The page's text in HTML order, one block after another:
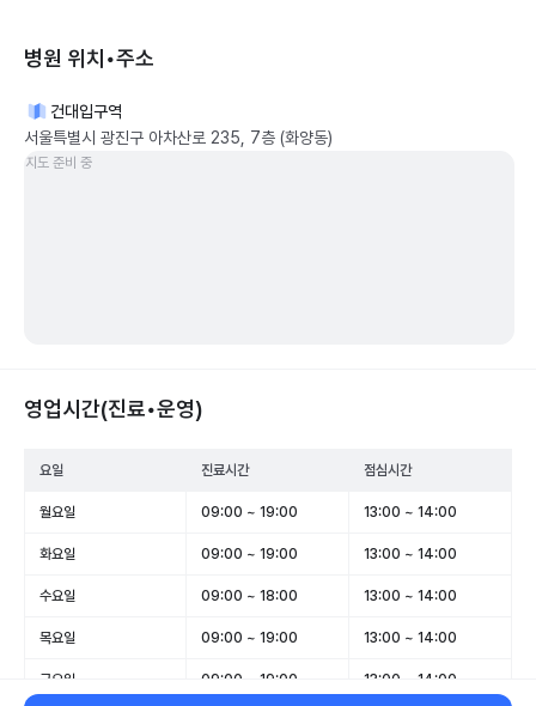
병원 위치•주소
건대입구역
서울특별시 광진구 아차산로 235, 7층 (화양동)
지도 준비 중
영업시간(진료•운영)
요일 진료시간 점심시간
월요일 09:00 ~ 19:00 13:00 ~ 14:00
화요일 09:00 ~ 19:00 13:00 ~ 14:00
수요일 09:00 ~ 18:00 13:00 ~ 14:00
목요일 09:00 ~ 19:00 13:00 ~ 14:00
금요일 09:00 ~ 19:00 13:00 ~ 14:00